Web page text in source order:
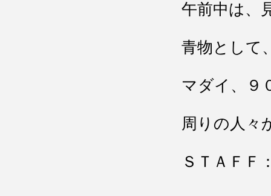
午前中は、
青物として
マダイ、９
周りの人々
ＳＴＡＦＦ